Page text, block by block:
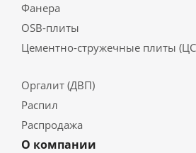
Фанера
OSB-плиты
Цементно-стружечные плиты
Оргалит (ДВП)
Распил
Распродажа
О компании